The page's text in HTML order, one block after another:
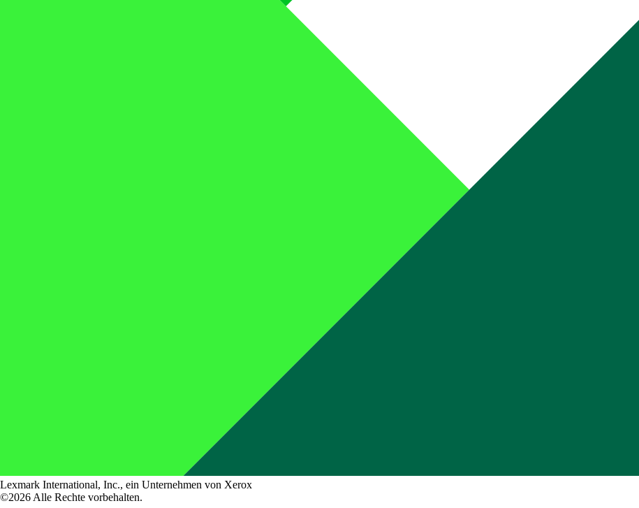
Lexmark International, Inc., ein Unternehmen von Xerox
©2026 Alle Rechte vorbehalten.